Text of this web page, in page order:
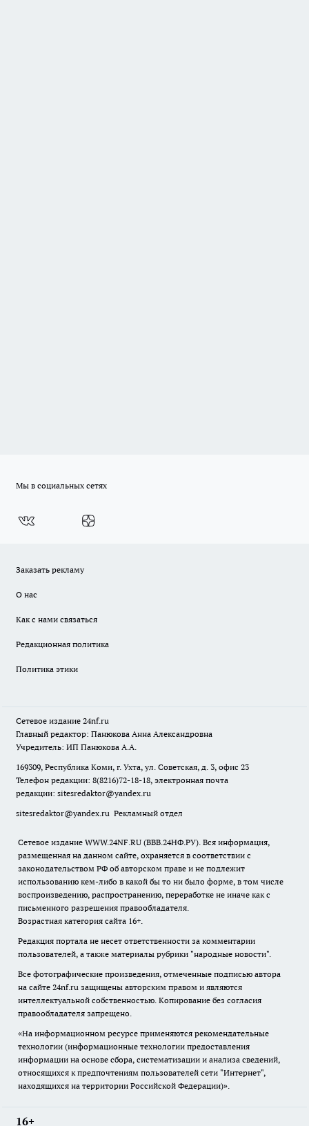
Мы в социальных сетях
Заказать рекламу
О нас
Как с нами связаться
Редакционная политика
Политика этики
Сетевое издание 24nf.ru
Главный редактор: Панюкова Анна Александровна
Учредитель: ИП Панюкова А.А.
169309, Республика Коми, г. Ухта, ул. Советская, д. 3, офис 23
Телефон редакции: 8(8216)72-18-18, электронная почта
редакции: sitesredaktor@yandex.ru
sitesredaktor@yandex.ru Рекламный отдел
Сетевое издание WWW.24NF.RU (ВВВ.24НФ.РУ). Вся информация,
размещенная на данном сайте, охраняется в соответствии с
законодательством РФ об авторском праве и не подлежит
использованию кем-либо в какой бы то ни было форме, в том числе
воспроизведению, распространению, переработке не иначе как с
письменного разрешения правообладателя.
Возрастная категория сайта 16+.
Редакция портала не несет ответственности за комментарии
пользователей, а также материалы рубрики "народные новости".
Все фотографические произведения, отмеченные подписью автора
на сайте 24nf.ru защищены авторским правом и являются
интеллектуальной собственностью. Копирование без согласия
правообладателя запрещено.
«На информационном ресурсе применяются рекомендательные
технологии (информационные технологии предоставления
информации на основе сбора, систематизации и анализа сведений,
относящихся к предпочтениям пользователей сети "Интернет",
находящихся на территории Российской Федерации)».
16+